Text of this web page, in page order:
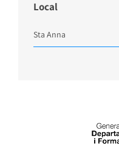
Local
Sta Anna